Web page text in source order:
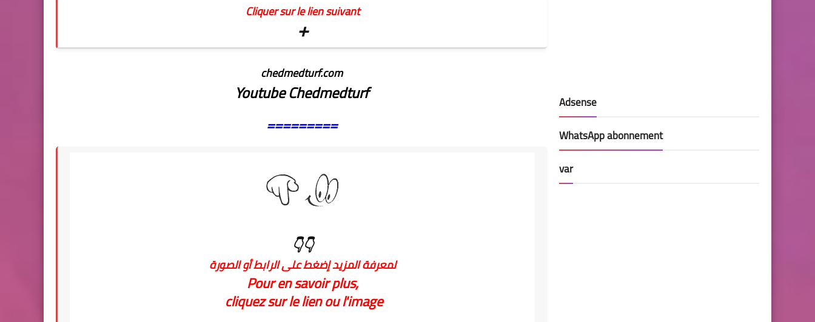
Cliquer sur le lien suivant
+
chedmedturf.com
Youtube Chedmedturf
=========
👇👇
لمعرفة المزيد إضغط على الرابط أو الصورة
Pour en savoir plus,
cliquez sur le lien ou l'image
Adsense
WhatsApp abonnement
var